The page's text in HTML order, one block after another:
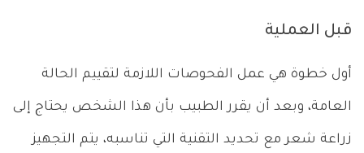
قبل العملية
أول خطوة هي عمل الفحوصات اللازمة لتقييم الحالة
العامة، وبعد أن يقرر الطبيب بأن هذا الشخص يحتاج إلى
زراعة شعر مع تحديد التقنية التي تناسبه، يتم التجهيز